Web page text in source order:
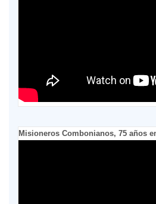
Misioneros Combonianos, 75 años